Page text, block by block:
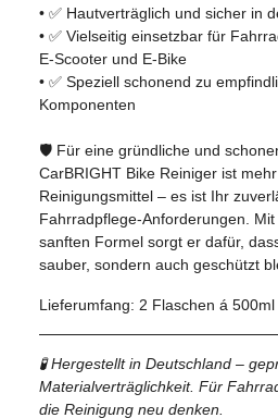
• ✅ Hautverträglich und sicher in
• ✅ Vielseitig einsetzbar für
E-Scooter und E-Bike
• ✅ Speziell schonend zu
Komponenten
🛡️ Für eine gründliche und
CarBRIGHT Bike Reiniger ist
Reinigungsmittel – es ist Ihr
Fahrradpflege-Anforderungen.
sanften Formel sorgt er dafür,
sauber, sondern auch geschützt
Lieferumfang: 2 Flaschen á 500ml
🧪 Hergestellt in Deutschland –
Materialverträglichkeit. Für
die Reinigung neu denken.